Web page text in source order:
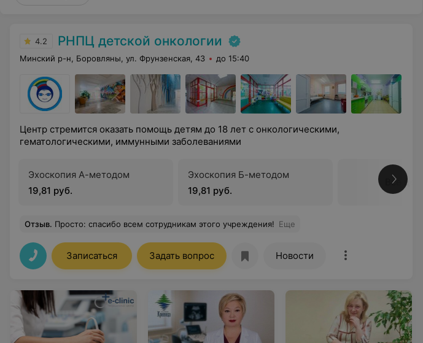
4.2 РНПЦ детской онкологии
Минский р-н, Боровляны, ул. Фрунзенская, 43 до 15:40
Центр стремится оказать помощь детям до 18 лет с онкологическими,
гематологическими, иммунными заболеваниями
Эхоскопия А-методом
19,81 руб.
Эхоскопия Б-методом
19,81 руб.
Все цены
Отзыв. Просто: спасибо всем сотрудникам этого учреждения! Еще
Записаться Задать вопрос Новости